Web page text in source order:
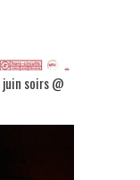
soirs @